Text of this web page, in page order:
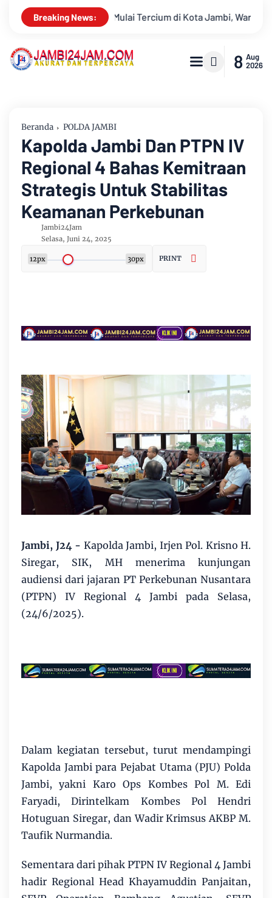
Breaking News:
Jambi, Warga Diminta Waspada Hadapi Puncak Kemarau
8 Aug
2026
Beranda POLDA JAMBI
Kapolda Jambi Dan PTPN IV
Regional 4 Bahas Kemitraan
Strategis Untuk Stabilitas
Keamanan Perkebunan
Jambi24Jam
Selasa, Juni 24, 2025
12px 30px PRINT
Jambi, J24 - Kapolda Jambi, Irjen Pol. Krisno H.
Siregar, SIK, MH menerima kunjungan
audiensi dari jajaran PT Perkebunan Nusantara
(PTPN) IV Regional 4 Jambi pada Selasa,
(24/6/2025).
Dalam kegiatan tersebut, turut mendampingi
Kapolda Jambi para Pejabat Utama (PJU) Polda
Jambi, yakni Karo Ops Kombes Pol M. Edi
Faryadi, Dirintelkam Kombes Pol Hendri
Hotuguan Siregar, dan Wadir Krimsus AKBP M.
Taufik Nurmandia.
Sementara dari pihak PTPN IV Regional 4 Jambi
hadir Regional Head Khayamuddin Panjaitan,